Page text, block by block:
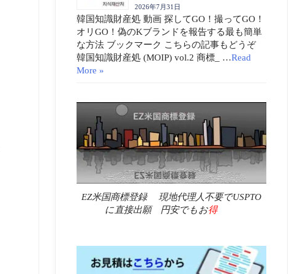
2026年7月31日
韓国知識財産処 動画 探してGO！撮ってGO！
オリGO！偽のKブランドを報告する最も簡単
な方法 ブックマーク こちらの記事もどうぞ
韓国知識財産処 (MOIP) vol.2 商標_ …Read
More »
EZ米国商標登録 現地代理人不要でUSPTO
に直接出願 円安でもお得